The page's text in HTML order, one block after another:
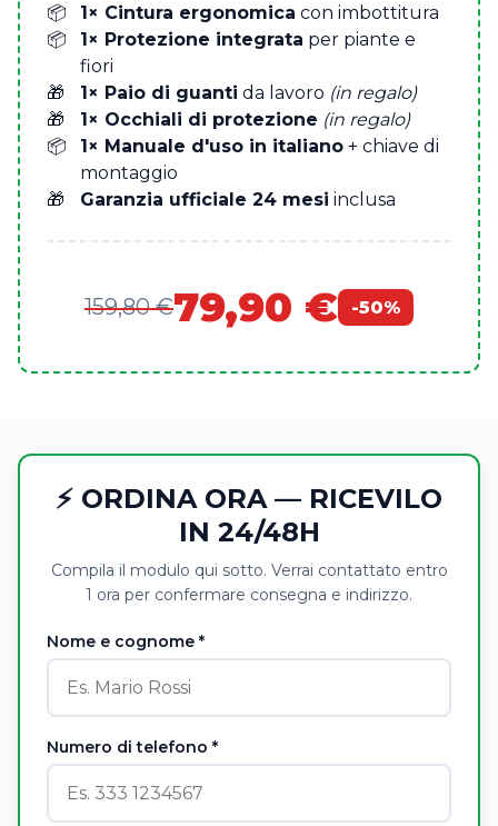
1× Cintura ergonomica con imbottitura
1× Protezione integrata per piante e
fiori
1× Paio di guanti da lavoro (in regalo)
1× Occhiali di protezione (in regalo)
1× Manuale d'uso in italiano+ chiave di
montaggio
Garanzia ufficiale 24 mesi inclusa
159,80 €79,90 € -50%
⚡ ORDINA ORA — RICEVILO
IN 24/48H
Compila il modulo qui sotto. Verrai contattato entro
1 ora per confermare consegna e indirizzo.
Nome e cognome *
Numero di telefono *